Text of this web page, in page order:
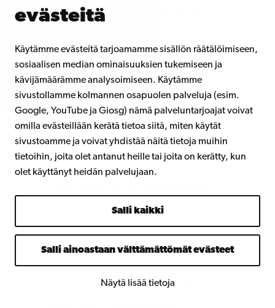
evästeitä
Käytämme evästeitä tarjoamamme sisällön räätälöimiseen,
sosiaalisen median ominaisuuksien tukemiseen ja
kävijämäärämme analysoimiseen. Käytämme
sivustollamme kolmannen osapuolen palveluja (esim.
Google, YouTube ja Giosg) nämä palveluntarjoajat voivat
omilla evästeillään kerätä tietoa siitä, miten käytät
sivustoamme ja voivat yhdistää näitä tietoja muihin
tietoihin, joita olet antanut heille tai joita on kerätty, kun
olet käyttänyt heidän palvelujaan.
Salli kaikki
Salli ainoastaan välttämättömät evästeet
Näytä lisää tietoja
kohdistuu lisääntyviä paineita.
tiedepolitiikkaan liittyvät julkiset
puheenvuorot ovat olleet
varsinkin viime eduskuntavaalien
alla kovin kaksinapaisia, ja
keskustelu antaa olettaa, että
suurempi yhteinen näkyvyys olisi
tarpeen. Samaan aikaan
on murroksessa, kun yhä
suurempi osa lehdistä siirtyy
avoimesti saataville, lopettaa
painetun lehden kustantamisen,
ja lehtikustantamisen rahoitus